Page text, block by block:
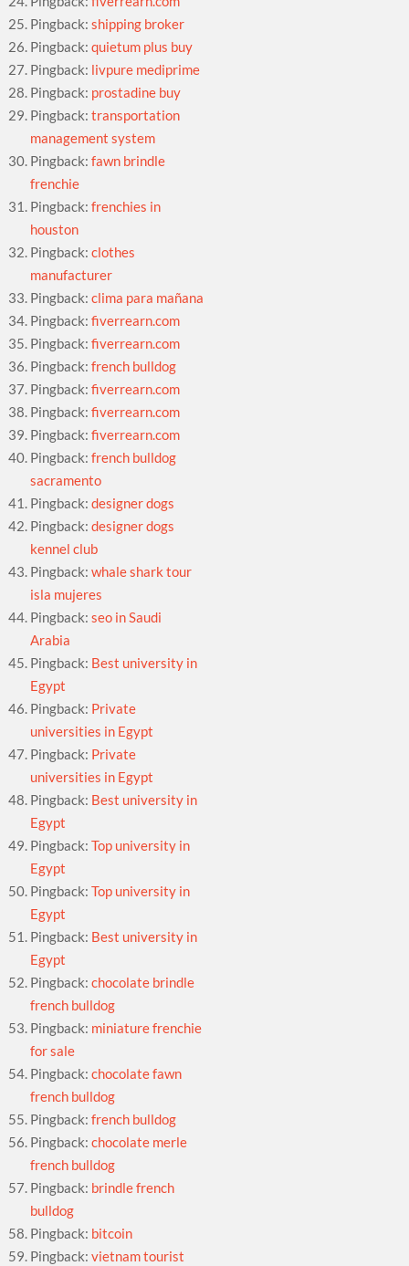
Pingback:shipping broker
Pingback:quietum plus buy
Pingback: livpure mediprime
Pingback: prostadine buy
Pingback:transportation
management system
Pingback:fawn brindle
frenchie
Pingback:frenchies in
houston
Pingback:clothes
manufacturer
Pingback:clima para mañana
Pingback:fiverrearn.com
Pingback:fiverrearn.com
Pingback:french bulldog
Pingback:fiverrearn.com
Pingback:fiverrearn.com
Pingback:fiverrearn.com
Pingback:french bulldog
sacramento
Pingback:designer dogs
Pingback:designer dogs
kennel club
Pingback:whale shark tour
isla mujeres
Pingback:seo in Saudi
Arabia
Pingback: Best university in
Egypt
Pingback: Private
universities in Egypt
Pingback: Private
universities in Egypt
Pingback: Best university in
Egypt
Pingback:Top university in
Egypt
Pingback:Top university in
Egypt
Pingback: Best university in
Egypt
Pingback:chocolate brindle
french bulldog
Pingback: miniature frenchie
for sale
Pingback:chocolate fawn
french bulldog
Pingback:french bulldog
Pingback:chocolate merle
french bulldog
Pingback: brindle french
bulldog
Pingback: bitcoin
Pingback:vietnam tourist